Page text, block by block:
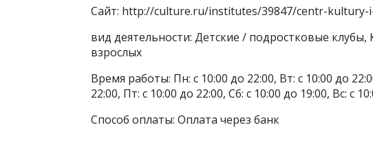
Сайт: http://culture.ru/institutes/39847/centr-kultury-
вид деятельности: Детские / подростковые
взрослых
Время работы: Пн: с 10:00 до 22:00, Вт: с 10:00 до
22:00, Пт: с 10:00 до 22:00, Сб: с 10:00 до 19:00, Вс: с
Способ оплаты: Оплата через банк